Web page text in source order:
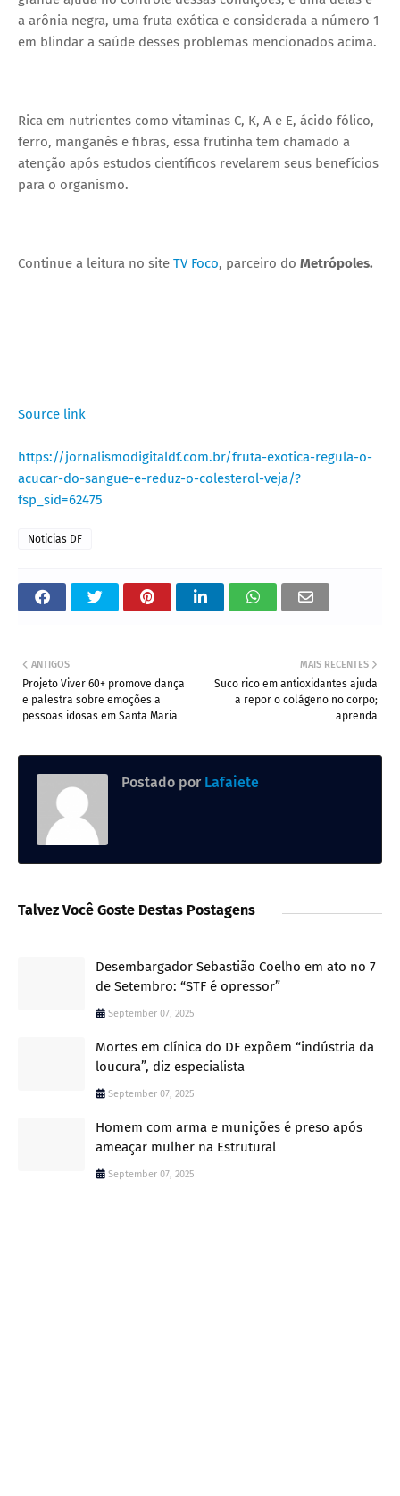
a arônia negra, uma fruta exótica e considerada a número 1
em blindar a saúde desses problemas mencionados acima.
Rica em nutrientes como vitaminas C, K, A e E, ácido fólico,
ferro, manganês e fibras, essa frutinha tem chamado a
atenção após estudos científicos revelarem seus benefícios
para o organismo.
Continue a leitura no site TV Foco, parceiro do Metrópoles.
Source link
https://jornalismodigitaldf.com.br/fruta-exotica-regula-o-
acucar-do-sangue-e-reduz-o-colesterol-veja/?
fsp_sid=62475
Noticias DF
MAIS RECENTES
Suco rico em antioxidantes ajuda
a repor o colágeno no corpo;
aprenda
ANTIGOS
Projeto Viver 60+ promove dança
e palestra sobre emoções a
pessoas idosas em Santa Maria
Postado por Lafaiete
Talvez Você Goste Destas Postagens
Desembargador Sebastião Coelho em ato no 7
de Setembro: “STF é opressor”
September 07, 2025
Mortes em clínica do DF expõem “indústria da
loucura”, diz especialista
September 07, 2025
Homem com arma e munições é preso após
ameaçar mulher na Estrutural
September 07, 2025